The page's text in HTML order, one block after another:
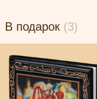
В подарок (3)